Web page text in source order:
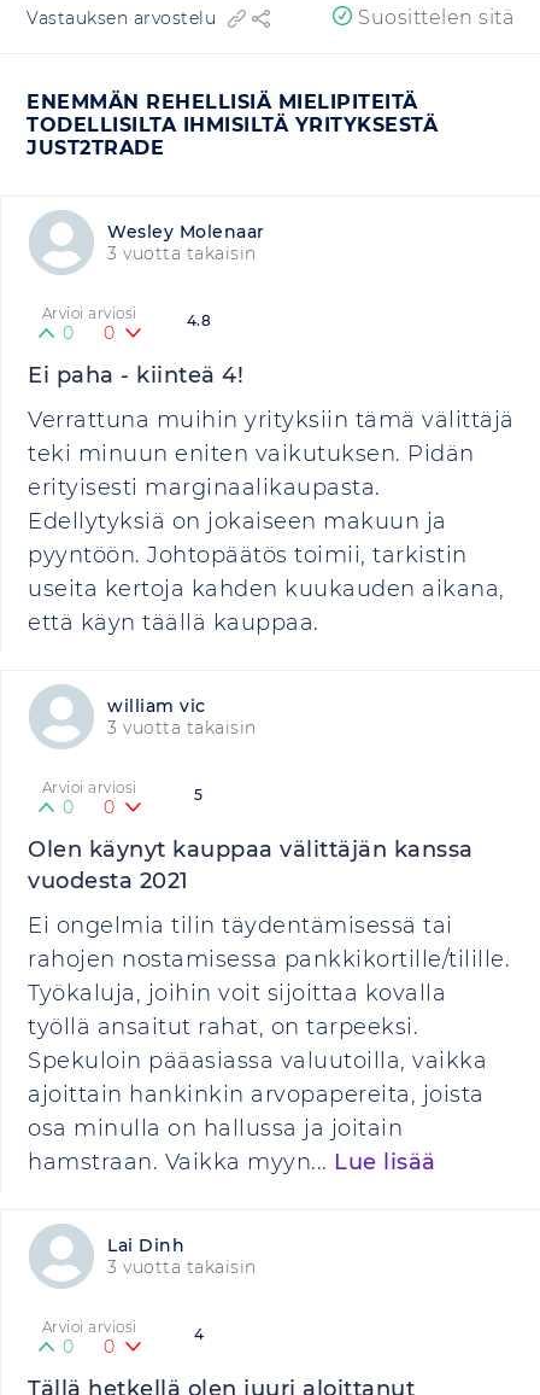
Vastauksen arvostelu Suosittelen sitä
ENEMMÄN REHELLISIÄ MIELIPITEITÄ
TODELLISILTA IHMISILTÄ YRITYKSESTÄ
JUST2TRADE
Wesley Molenaar
3 vuotta takaisin
4.8
Arvioi arviosi
0 0
Ei paha - kiinteä 4!
Verrattuna muihin yrityksiin tämä välittäjä
teki minuun eniten vaikutuksen. Pidän
erityisesti marginaalikaupasta.
Edellytyksiä on jokaiseen makuun ja
pyyntöön. Johtopäätös toimii, tarkistin
useita kertoja kahden kuukauden aikana,
että käyn täällä kauppaa.
william vic
3 vuotta takaisin
5
Arvioi arviosi
0 0
Olen käynyt kauppaa välittäjän kanssa
vuodesta 2021
Ei ongelmia tilin täydentämisessä tai
rahojen nostamisessa pankkikortille/tilille.
Työkaluja, joihin voit sijoittaa kovalla
työllä ansaitut rahat, on tarpeeksi.
Spekuloin pääasiassa valuutoilla, vaikka
ajoittain hankinkin arvopapereita, joista
osa minulla on hallussa ja joitain
hamstraan. Vaikka myyn... Lue lisää
Lai Dinh
3 vuotta takaisin
4
Arvioi arviosi
0 0
Tällä hetkellä olen juuri aloittanut